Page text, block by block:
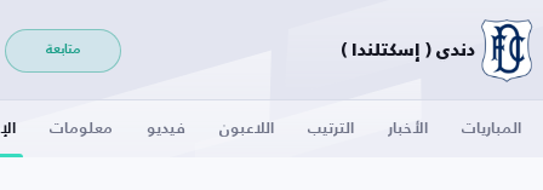
دندي ( إسكتلندا ) متابعة
المباريات الأخبار الترتيب اللاعبون فيديو معلومات